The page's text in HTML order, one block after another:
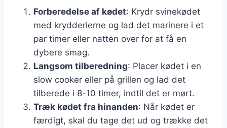
Forberedelse af kødet: Krydr svinekødet
med krydderierne og lad det marinere i et
par timer eller natten over for at få en
dybere smag.
Langsom tilberedning: Placer kødet i en
slow cooker eller på grillen og lad det
tilberede i 8-10 timer, indtil det er mørt.
Træk kødet fra hinanden: Når kødet er
færdigt, skal du tage det ud og trække det